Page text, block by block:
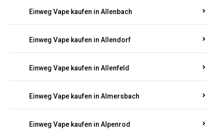
Einweg Vape kaufen in Allenbach
Einweg Vape kaufen in Allendorf
Einweg Vape kaufen in Allenfeld
Einweg Vape kaufen in Almersbach
Einweg Vape kaufen in Alpenrod